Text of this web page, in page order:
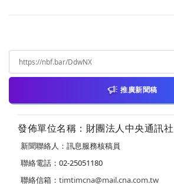
推廣新聞稿
發佈單位名稱：財團法人中央通訊社
新聞聯絡人：訊息服務核稿員
聯絡電話：02-25051180
聯絡信箱： timtimcna@mail.cna.com.tw